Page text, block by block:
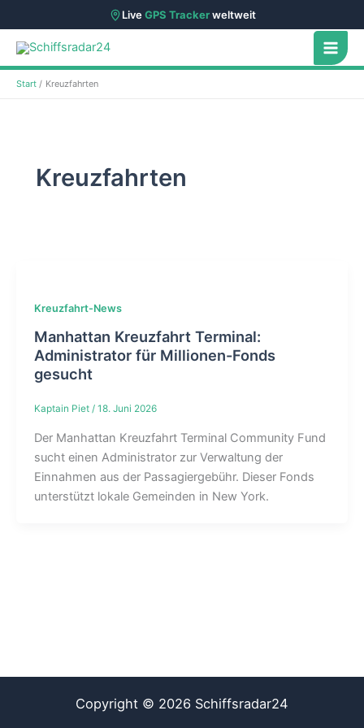
LiveGPS Trackerweltweit
Zum
Inhalt
springen
Start Kreuzfahrten
Kreuzfahrten
Kreuzfahrt-News
Manhattan Kreuzfahrt Terminal:
Administrator für Millionen-Fonds
gesucht
Kaptain Piet / 18. Juni 2026
Der Manhattan Kreuzfahrt Terminal Community Fund
sucht einen Administrator zur Verwaltung der
Einnahmen aus der Passagiergebühr. Dieser Fonds
unterstützt lokale Gemeinden in New York.
Copyright © 2026 Schiffsradar24